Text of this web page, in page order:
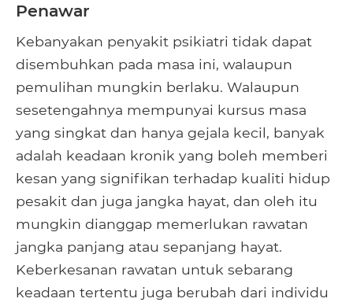
Penawar
Kebanyakan penyakit psikiatri tidak dapat
disembuhkan pada masa ini, walaupun
pemulihan mungkin berlaku. Walaupun
sesetengahnya mempunyai kursus masa
yang singkat dan hanya gejala kecil, banyak
adalah keadaan kronik yang boleh memberi
kesan yang signifikan terhadap kualiti hidup
pesakit dan juga jangka hayat, dan oleh itu
mungkin dianggap memerlukan rawatan
jangka panjang atau sepanjang hayat.
Keberkesanan rawatan untuk sebarang
keadaan tertentu juga berubah dari individu